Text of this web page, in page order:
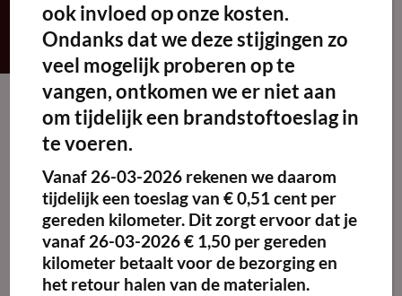
Maak
favoriet!
Cat6 Kabel 10m
Maak
favoriet!
Cat6 Kabel 20m
ook invloed op onze kosten.
Ondanks dat we deze stijgingen zo
veel mogelijk proberen op te
vangen, ontkomen we er niet aan
om tijdelijk een brandstoftoeslag in
te voeren.
Vanaf 26-03-2026 rekenen we daarom
tijdelijk een toeslag van € 0,51 cent per
gereden kilometer. Dit zorgt ervoor dat je
vanaf 26-03-2026 € 1,50 per gereden
kilometer betaalt voor de bezorging en
het retour halen van de materialen.